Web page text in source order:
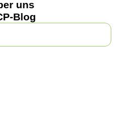
uns
Blog